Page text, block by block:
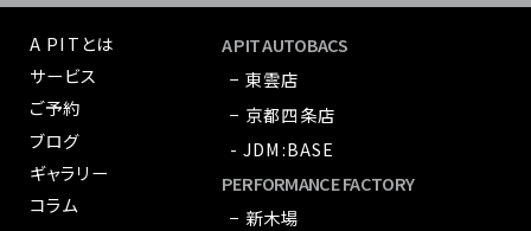
A PITとは
サービス
ご予約
ブログ
ギャラリー
コラム
A PIT AUTOBACS
− 東雲店
− 京都四条店
- JDM:BASE
PERFORMANCE FACTORY
− 新木場